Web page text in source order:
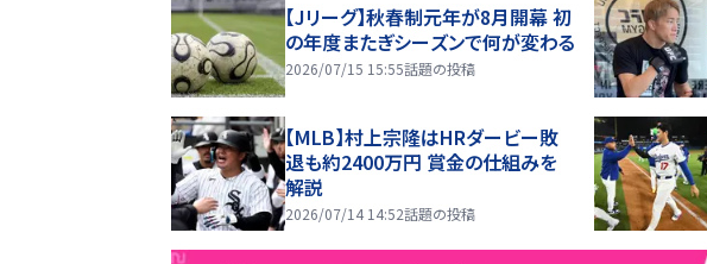
【Jリーグ】秋春制元年が8月開幕 初
の年度またぎシーズンで何が変わる
2026/07/15 15:55話題の投稿
【MLB】村上宗隆はHRダービー敗
退も約2400万円 賞金の仕組みを
解説
2026/07/14 14:52話題の投稿